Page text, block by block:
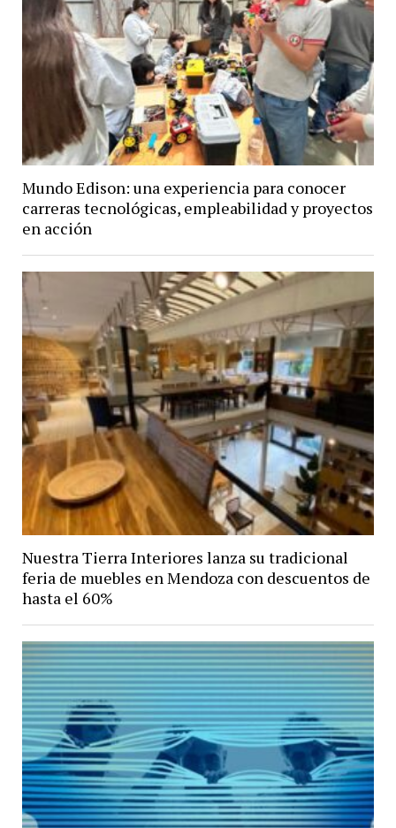
Mundo Edison: una experiencia para conocer
carreras tecnológicas, empleabilidad y proyectos
en acción
Nuestra Tierra Interiores lanza su tradicional
feria de muebles en Mendoza con descuentos de
hasta el 60%